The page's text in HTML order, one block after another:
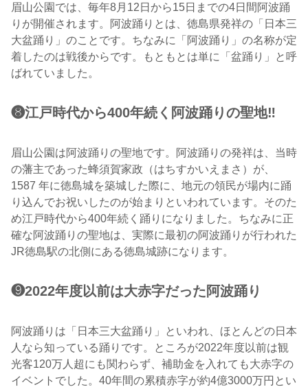
眉山公園では、毎年8月12日から15日までの4日間阿波踊
りが開催されます。阿波踊りとは、徳島県発祥の「日本三
大盆踊り」のことです。ちなみに「阿波踊り」の名称が定
着したのは戦後からです。もともとは単に「盆踊り」と呼
ばれていました。
❽江戸時代から400年続く阿波踊りの聖地‼︎
眉山公園は阿波踊りの聖地です。阿波踊りの発祥は、当時
の藩主であった蜂須賀家政（はちすかいえまさ）が、
1587 年に徳島城を築城した際に、地元の領民が場内に踊
り込んでお祝いしたのが始まりといわれています。そのた
め江戸時代から400年続く踊りになりました。ちなみに正
確な阿波踊りの聖地は、実際に最初の阿波踊りが行われた
JR徳島駅の北側にある徳島城跡になります。
❾2022年度以前は大赤字だった阿波踊り
阿波踊りは「日本三大盆踊り」といわれ、ほとんどの日本
人なら知っている踊りです。ところが2022年度以前は観
光客120万人超にも関わらず、補助金を入れても大赤字の
イベントでした。40年間の累積赤字が約4億3000万円とい